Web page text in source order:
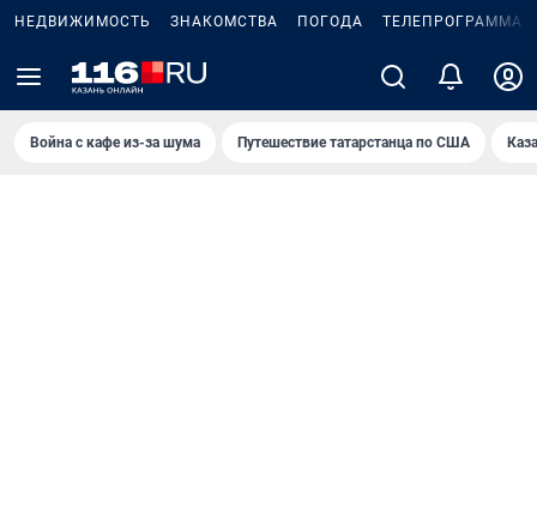
НЕДВИЖИМОСТЬ ЗНАКОМСТВА ПОГОДА ТЕЛЕПРОГРАММА
Война с кафе из-за шума Путешествие татарстанца по США